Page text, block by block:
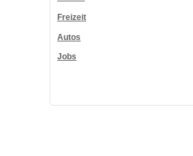
Freizeit
Autos
Jobs